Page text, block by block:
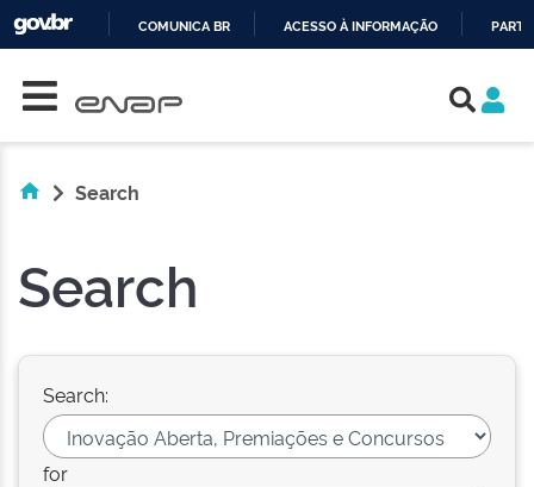
COMUNICA BR ACESSO À INFORMAÇÃO
Search
Search
Search:
for